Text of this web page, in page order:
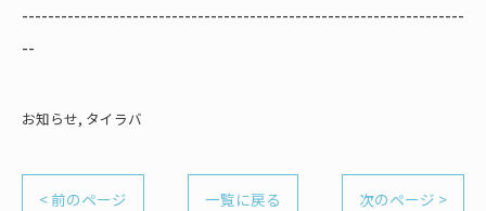
--------------------------------------------------------------------
--
お知らせ タイラバ
< 前のページ 一覧に戻る 次のページ >